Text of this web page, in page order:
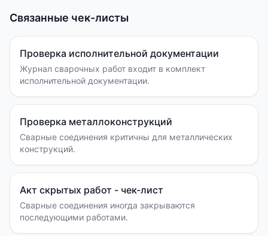
Связанные чек-листы
Проверка исполнительной документации
Журнал сварочных работ входит в комплект
исполнительной документации.
Проверка металлоконструкций
Сварные соединения критичны для металлических
конструкций.
Акт скрытых работ - чек-лист
Сварные соединения иногда закрываются
последующими работами.